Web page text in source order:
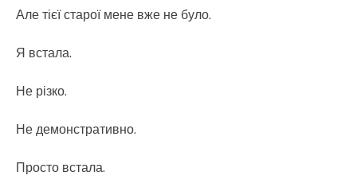
Але тієї старої мене вже не було.
Я встала.
Не різко.
Не демонстративно.
Просто встала.